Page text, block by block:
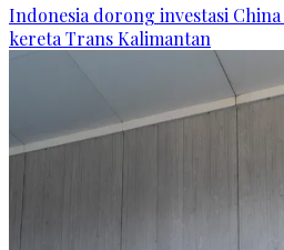
Indonesia dorong investasi
kereta Trans Kalimantan